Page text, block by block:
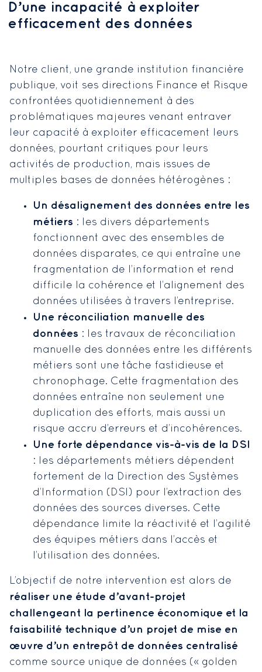
D’une incapacité à exploiter
efficacement des données
Notre client, une grande institution financière
publique, voit ses directions Finance et Risque
confrontées quotidiennement à des
problématiques majeures venant entraver
leur capacité à exploiter efficacement leurs
données, pourtant critiques pour leurs
activités de production, mais issues de
multiples bases de données hétérogènes :
Un désalignement des données entre les
métiers : les divers départements
fonctionnent avec des ensembles de
données disparates, ce qui entraîne une
fragmentation de l’information et rend
difficile la cohérence et l’alignement des
données utilisées à travers l’entreprise.
Une réconciliation manuelle des
données : les travaux de réconciliation
manuelle des données entre les différents
métiers sont une tâche fastidieuse et
chronophage. Cette fragmentation des
données entraîne non seulement une
duplication des efforts, mais aussi un
risque accru d’erreurs et d’incohérences.
Une forte dépendance vis-à-vis de la DSI
: les départements métiers dépendent
fortement de la Direction des Systèmes
d’Information (DSI) pour l’extraction des
données des sources diverses. Cette
dépendance limite la réactivité et l’agilité
des équipes métiers dans l’accès et
l’utilisation des données.
L’objectif de notre intervention est alors de
réaliser une étude d’avant-projet
challengeant la pertinence économique et la
faisabilité technique d’un projet de mise en
œuvre d’un entrepôt de données centralisé
comme source unique de données (« golden